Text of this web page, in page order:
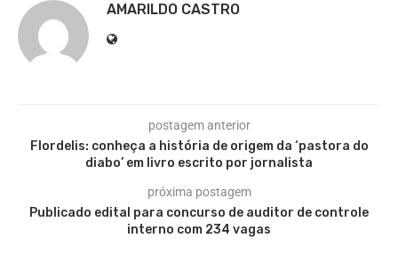
AMARILDO CASTRO
postagem anterior
Flordelis: conheça a história de origem da ‘pastora do
diabo’ em livro escrito por jornalista
próxima postagem
Publicado edital para concurso de auditor de controle
interno com 234 vagas